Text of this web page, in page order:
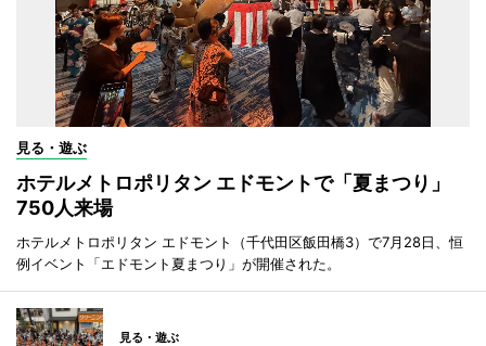
見る・遊ぶ
ホテルメトロポリタン エドモントで「夏まつり」
750人来場
ホテルメトロポリタン エドモント（千代田区飯田橋3）で7月28日、恒
例イベント「エドモント夏まつり」が開催された。
見る・遊ぶ